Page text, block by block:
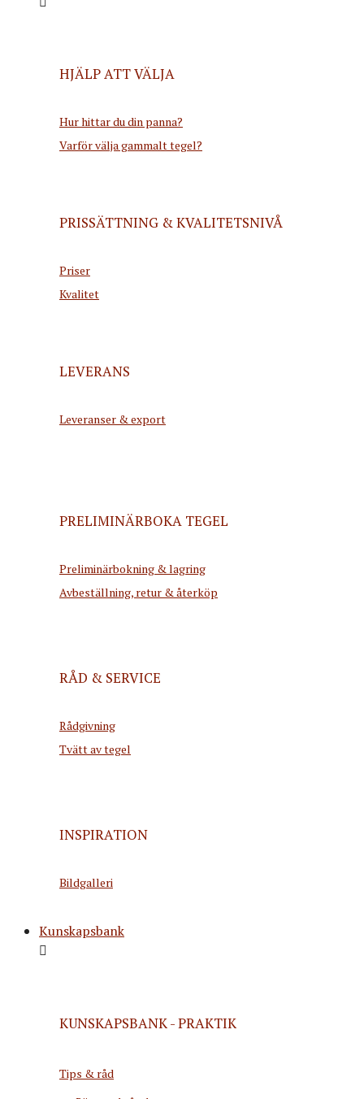
HJÄLP ATT VÄLJA
Hur hittar du din panna?
Varför välja gammalt tegel?
PRISSÄTTNING & KVALITETSNIVÅ
Priser
Kvalitet
LEVERANS
Leveranser & export
PRELIMINÄRBOKA TEGEL
Preliminärbokning & lagring
Avbeställning, retur & återköp
RÅD & SERVICE
Rådgivning
Tvätt av tegel
INSPIRATION
Bildgalleri
Kunskapsbank
KUNSKAPSBANK - PRAKTIK
Tips & råd